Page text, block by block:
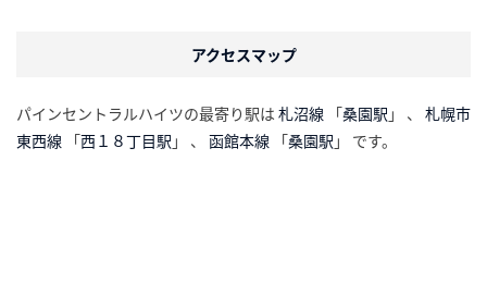
アクセスマップ
パインセントラルハイツの最寄り駅は 札沼線 「桑園駅 」 、 札幌市
東西線 「西１８丁目駅 」 、 函館本線 「桑園駅 」 です。